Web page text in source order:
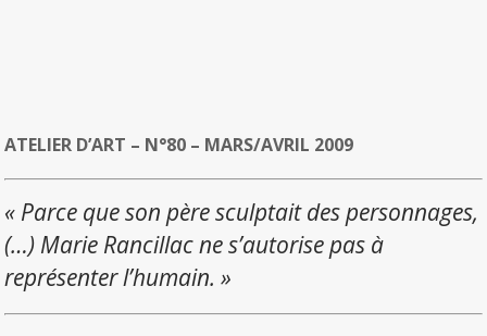
ATELIER D’ART – N°80 – MARS/AVRIL 2009
« Parce que son père sculptait des personnages,
(…) Marie Rancillac ne s’autorise pas à
représenter l’humain. »